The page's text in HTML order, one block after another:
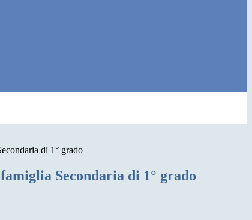
di 1° grado
Secondaria di 1° grado